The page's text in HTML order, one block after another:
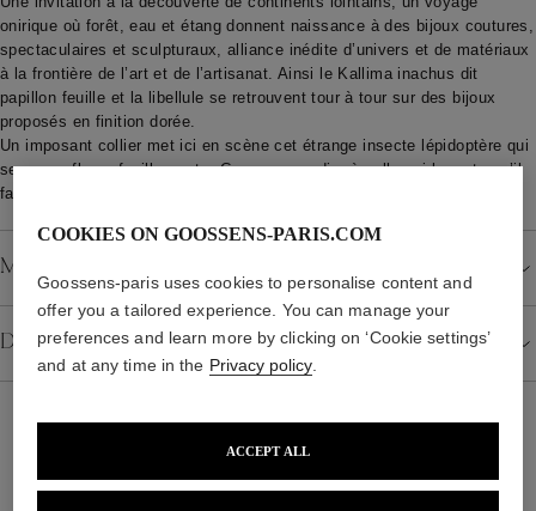
onirique où forêt, eau et étang donnent naissance à des bijoux coutures,
spectaculaires et sculpturaux, alliance inédite d’univers et de matériaux
à la frontière de l’art et de l’artisanat. Ainsi le Kallima inachus dit
papillon feuille et la libellule se retrouvent tour à tour sur des bijoux
proposés en finition dorée.
Un imposant collier met ici en scène cet étrange insecte lépidoptère qui
se camoufle en feuille morte. Comme pour dire à celle qui le porte qu’il
faut privilégier la curiosité et l’audace.
Matériau
Détails
COOKIES ON GOOSSENS-PARIS.COM
Goossens-paris uses cookies to personalise content and
offer you a tailored experience. You can manage your
preferences and learn more by clicking on ‘Cookie settings’
and at any time in the Privacy policy.
ACCEPT ALL